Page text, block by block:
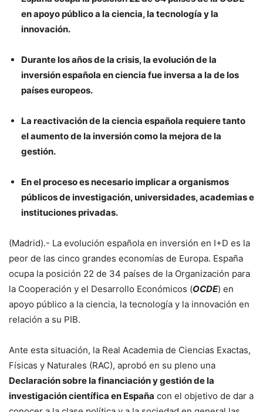
en apoyo público a la ciencia, la tecnología y la
innovación.
Durante los años de la crisis, la evolución de la
inversión española en ciencia fue inversa a la de los
países europeos.
La reactivación de la ciencia española requiere tanto
el aumento de la inversión como la mejora de la
gestión.
En el proceso es necesario implicar a organismos
públicos de investigación, universidades, academias e
instituciones privadas.
(Madrid).- La evolución española en inversión en I+D es la
peor de las cinco grandes economías de Europa. España
ocupa la posición 22 de 34 países de la Organización para
la Cooperación y el Desarrollo Económicos (OCDE) en
apoyo público a la ciencia, la tecnología y la innovación en
relación a su PIB.
Ante esta situación, la Real Academia de Ciencias Exactas,
Físicas y Naturales (RAC), aprobó en su pleno una
Declaración sobre la financiación y gestión de la
investigación científica en España con el objetivo de dar a